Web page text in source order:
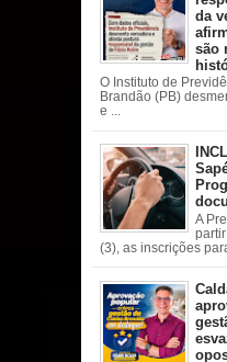
da
são
O Instituto de
Brandão (PB)
e ...
A
(3), as inscrições